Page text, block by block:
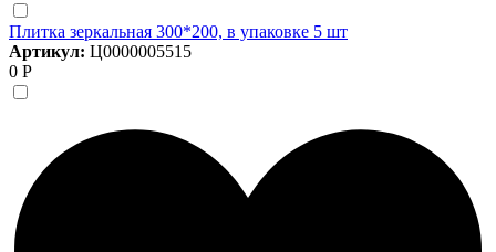
Плитка зеркальная 300*200, в упаковке 5 шт
Артикул: Ц0000005515
0 Р